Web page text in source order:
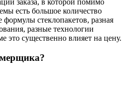
заказа, в которой помимо
есть большое количество
стеклопакетов, разная
разные технологии
это существенно влияет на цену.